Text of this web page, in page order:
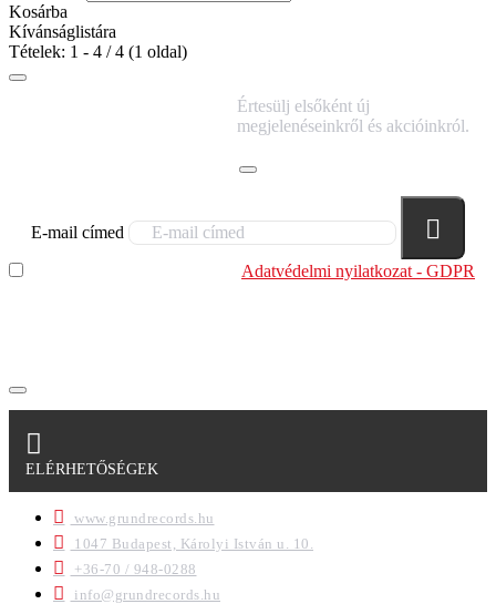
Kosárba
Kívánságlistára
Tételek: 1 - 4 / 4 (1 oldal)
Értesülj elsőként új
megjelenéseinkről és akcióinkról.
E-mail címed
Adatvédelmi nyilatkozat - GDPR
ELÉRHETŐSÉGEK
www.grundrecords.hu
1047 Budapest, Károlyi István u. 10.
+36-70 / 948-0288
info@grundrecords.hu